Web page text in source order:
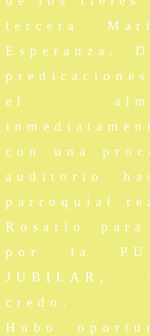
tercera
Esperanza.
el
con una
auditorio
parroquial
Rosario
por la
JUBILAR,
credo.
Hubo